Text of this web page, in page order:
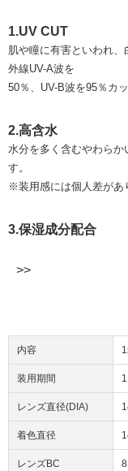
1.UV CUT
肌や瞳に有害といわれ
外線UV-A波を
50％、UV-B波を95％カッ
2.高含水
水分を多く含むやわら
す。
※装用感には個人差があ
3.保湿成分配合
内容
装用期間
レンズ直径(DIA)
着色直径
レンズBC